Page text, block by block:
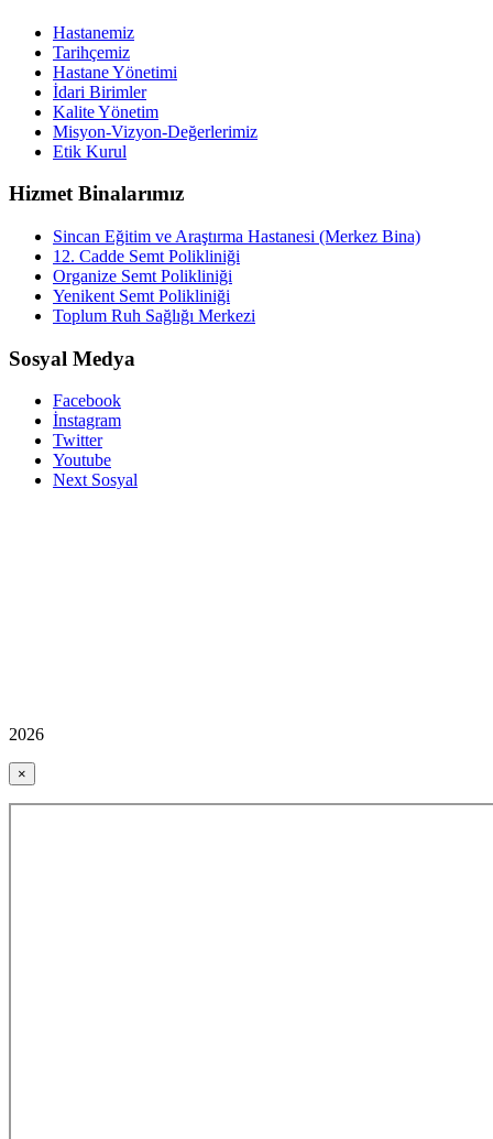
Hastanemiz
Tarihçemiz
Hastane Yönetimi
İdari Birimler
Kalite Yönetim
Misyon-Vizyon-Değerlerimiz
Etik Kurul
Hizmet Binalarımız
Sincan Eğitim ve Araştırma Hastanesi (Merkez Bina)
12. Cadde Semt Polikliniği
Organize Semt Polikliniği
Yenikent Semt Polikliniği
Toplum Ruh Sağlığı Merkezi
Sosyal Medya
Facebook
İnstagram
Twitter
Youtube
Next Sosyal
2026
×